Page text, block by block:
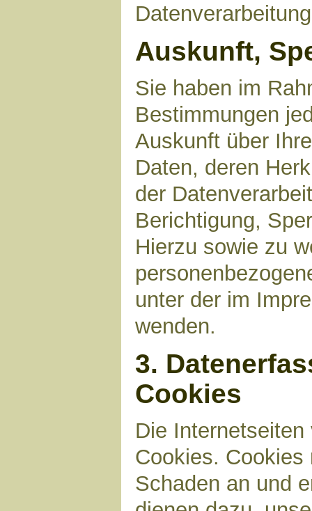
Auskunft,
Sie haben im
Bestimmungen
Auskunft über
Daten, deren
der
Berichtigung,
Hierzu sowie zu
unter der im
wenden.
3.
Cookies
Die
Cookies.
Schaden an und